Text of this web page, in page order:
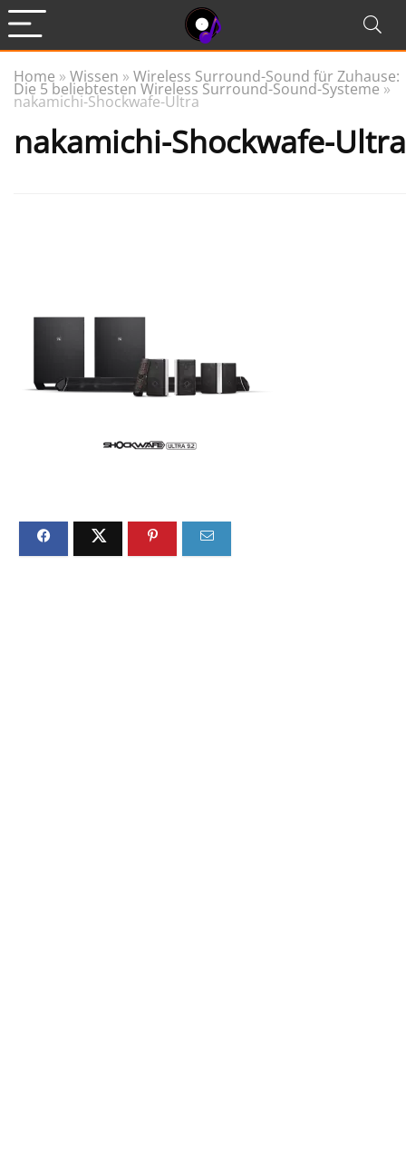
Home » Wissen » Wireless Surround-Sound für Zuhause:
Die 5 beliebtesten Wireless Surround-Sound-Systeme »
nakamichi-Shockwafe-Ultra
nakamichi-Shockwafe-Ultra